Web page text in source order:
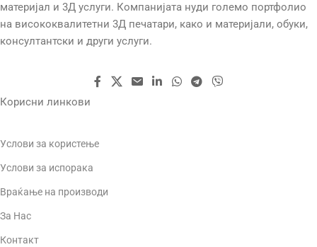
материјал и 3Д услуги. Компанијата нуди големо портфолио
на висококвалитетни 3Д печатари, како и материјали, обуки,
консултантски и други услуги.
Корисни линкови
Услови за користење
Услови за испорака
Враќање на производи
За Нас
Контакт